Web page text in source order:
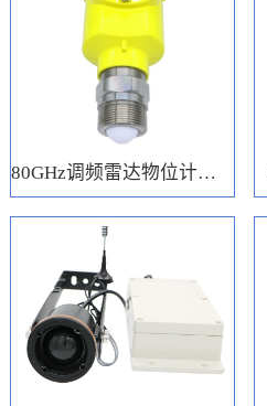
80GHz调频雷达物位计（RBRD71）